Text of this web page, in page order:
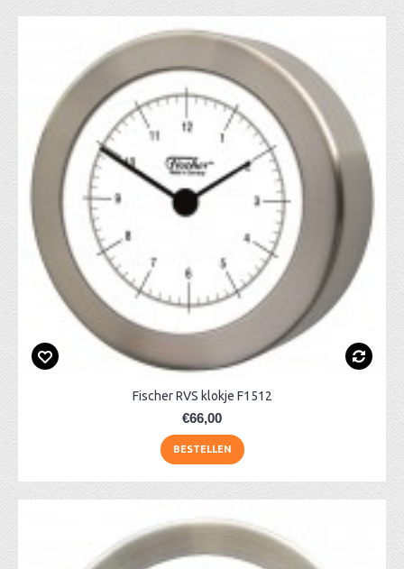
Fischer RVS klokje F1512
€66,00
BESTELLEN